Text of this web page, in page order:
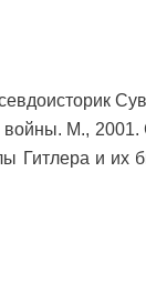
войны. М., 2001.
Гитлера и их